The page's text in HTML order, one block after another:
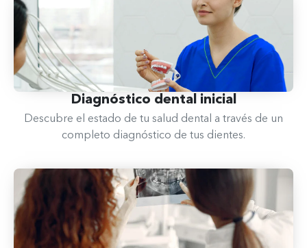
Diagnóstico dental​ inicial
Descubre el estado de tu salud dental a través de un
completo diagnóstico de tus dientes.